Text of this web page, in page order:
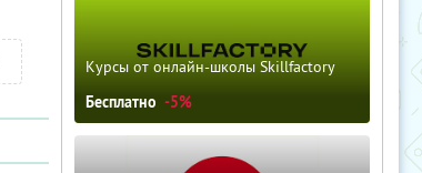
Курсы от онлайн-школы Skillfactory
Бесплатно -5%